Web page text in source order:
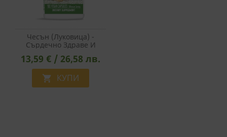
Чесън (луковица) -
Сърдечно Здраве И
Имунитет, 580 Mg, 100
Капсули
13,59 € / 26,58 лв.
 КУПИ